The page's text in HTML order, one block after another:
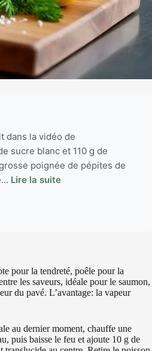
dans la vidéo de
sucre blanc et 110 g de
poignée de pépites de
Lire la suite
pour la tendreté, poêle pour la
les saveurs, idéale pour le saumon,
du pavé. L’avantage: la vapeur
au dernier moment, chauffe une
puis baisse le feu et ajoute 10 g de